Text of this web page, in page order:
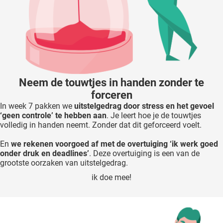
Neem de touwtjes in handen zonder te
forceren
In week 7 pakken we uitstelgedrag door stress en het gevoel
‘geen controle’ te hebben aan. Je leert hoe je de touwtjes
volledig in handen neemt. Zonder dat dit geforceerd voelt.
En we rekenen voorgoed af met de overtuiging ‘ik werk goed
onder druk en deadlines’. Deze overtuiging is een van de
grootste oorzaken van uitstelgedrag.
ik doe mee!